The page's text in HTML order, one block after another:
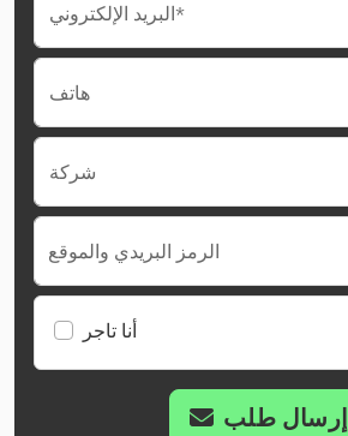
البريد الإلكتروني*
هاتف
شركة
الرمز البريدي والموقع
أنا تاجر
إرسال طلب